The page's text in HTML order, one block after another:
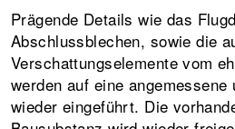
Prägende Details wie das
Abschlussblechen, sowie die
Verschattungselemente vom
werden auf eine
wieder eingeführt. Die